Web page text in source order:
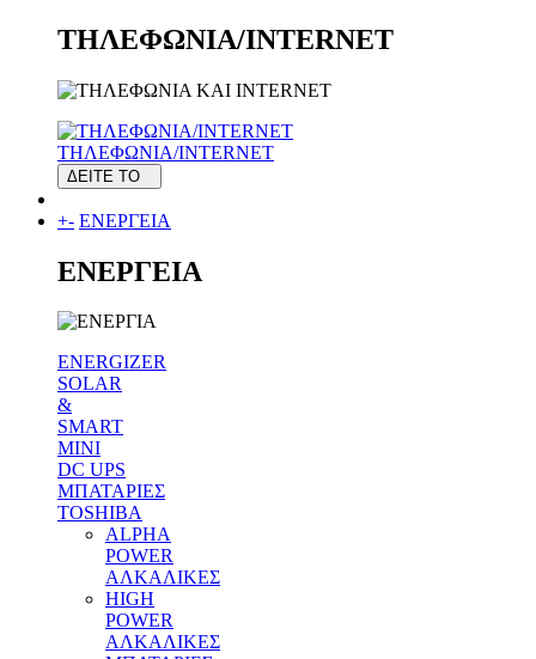
ΤΗΛΕΦΩΝΙΑ/INTERNET
ΤΗΛΕΦΩΝΙΑ/INTERNET
ΔΕΙΤΕ ΤΟ
+- ΕΝΕΡΓΕΙΑ
ΕΝΕΡΓΕΙΑ
ENERGIZER
SOLAR
&
SMART
MINI
DC UPS
MΠΑΤΑΡΙΕΣ
TOSHIBA
ALPHA
POWER
ΑΛΚΑΛΙΚΕΣ
HIGH
POWER
ΑΛΚΑΛΙΚΕΣ